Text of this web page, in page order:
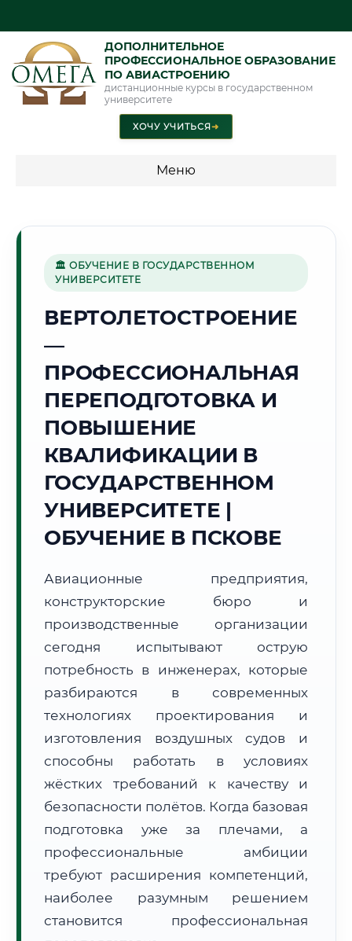
ДОПОЛНИТЕЛЬНОЕ
ПРОФЕССИОНАЛЬНОЕ ОБРАЗОВАНИЕ
ПО АВИАСТРОЕНИЮ
дистанционные курсы в государственном
университете
ХОЧУ УЧИТЬСЯ➜
Меню
🏰
20:19:55
Четверг, 6 Августа
2026 г.
Погода в г. Псков:☁️ +26°C,Пасмурно
🌅 Восход: 05:11 🌇 Закат:21:13
📍 Региональная справка
Почтовые индексы:
Часовой пояс:
МСК (UTC+3)
Формат учебы:
Дистанционно
🗺️ Зона обслуживания: г. Псков
• Маршрут транзита: ~3 279 км
• Экспресс-доставка СДЭК / Почтой:
5–7 рабочих дней
📜 Документы и аккредитация ФИС ФРДО
🏛 ОБУЧЕНИЕ В ГОСУДАРСТВЕННОМ
УНИВЕРСИТЕТЕ
ВЕРТОЛЕТОСТРОЕНИЕ
—
ПРОФЕССИОНАЛЬНАЯ
ПЕРЕПОДГОТОВКА И
ПОВЫШЕНИЕ
КВАЛИФИКАЦИИ В
ГОСУДАРСТВЕННОМ
УНИВЕРСИТЕТЕ |
ОБУЧЕНИЕ В ПСКОВЕ
Авиационные предприятия,
конструкторские бюро и
производственные организации
сегодня испытывают острую
потребность в инженерах, которые
разбираются в современных
технологиях проектирования и
изготовления воздушных судов и
способны работать в условиях
жёстких требований к качеству и
безопасности полётов. Когда базовая
подготовка уже за плечами, а
профессиональные амбиции
требуют расширения компетенций,
наиболее разумным решением
становится профессиональная